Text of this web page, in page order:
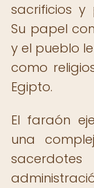
sacrificios y
Su papel
y el pueblo
como
Egipto.
El faraón
una